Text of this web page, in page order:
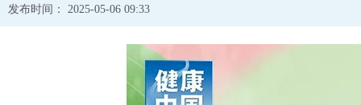
发布时间： 2025-05-06 09:33